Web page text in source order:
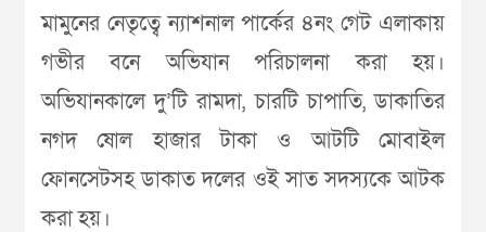
মামুনের নেতৃত্বে ন্যাশনাল পার্কের ৪নং গেট এলাকায়
গভীর বনে অভিযান পরিচালনা করা হয়।
অভিযানকালে দু’টি রামদা, চারটি চাপাতি, ডাকাতির
নগদ ষোল হাজার টাকা ও আটটি মোবাইল
ফোনসেটসহ ডাকাত দলের ওই সাত সদস্যকে আটক
করা হয়।